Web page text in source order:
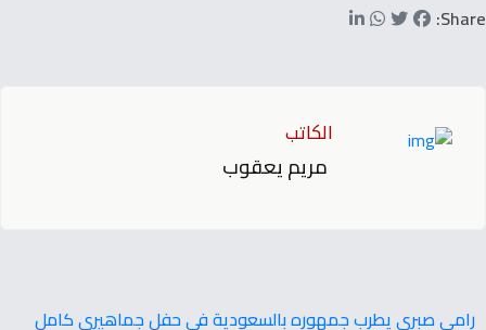
Share:
الكاتب
مريم يعقوب
رامي صبري يطرب جمهوره بالسعودية في حفل جماهيري كامل